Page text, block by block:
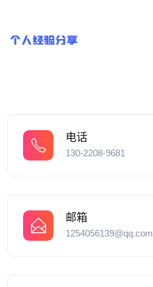
电话
130-2208-9681
邮箱
1254056139@qq.com